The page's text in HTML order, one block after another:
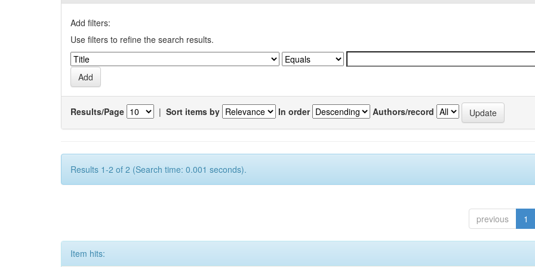
Add filters:
Use filters to refine the search results.
Results/Page | Sort items by In order Authors/record
Results 1-2 of 2 (Search time: 0.001 seconds).
previous 1
Item hits: